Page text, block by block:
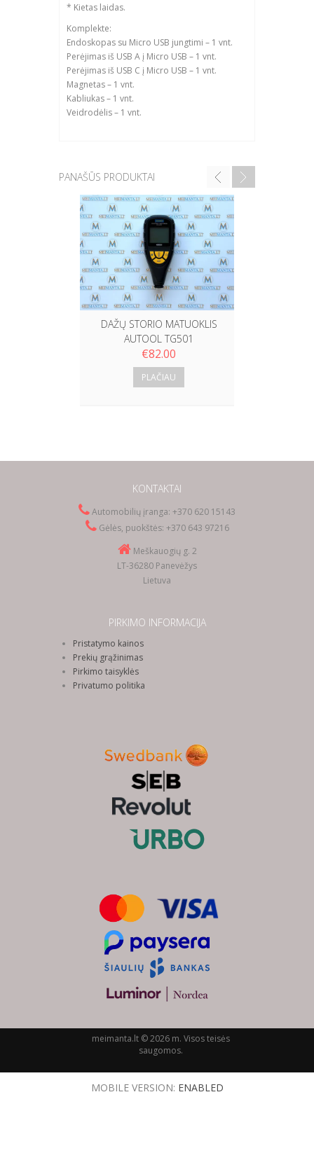
* Kietas laidas.
Komplekte:
Endoskopas su Micro USB jungtimi – 1 vnt.
Perėjimas iš USB A į Micro USB – 1 vnt.
Perėjimas iš USB C į Micro USB – 1 vnt.
Magnetas – 1 vnt.
Kabliukas – 1 vnt.
Veidrodėlis – 1 vnt.
PANAŠŪS PRODUKTAI
DAŽŲ STORIO MATUOKLIS
AUTOOL TG501
€82.00
PLAČIAU
KONTAKTAI
Automobilių įranga: +370 620 15143
Gėlės, puokštės: +370 643 97216
Meškauogių g. 2
LT-36280 Panevėžys
Lietuva
PIRKIMO INFORMACIJA
Pristatymo kainos
Prekių grąžinimas
Pirkimo taisyklės
Privatumo politika
meimanta.lt © 2026 m. Visos teisės
saugomos.
MOBILE VERSION: ENABLED